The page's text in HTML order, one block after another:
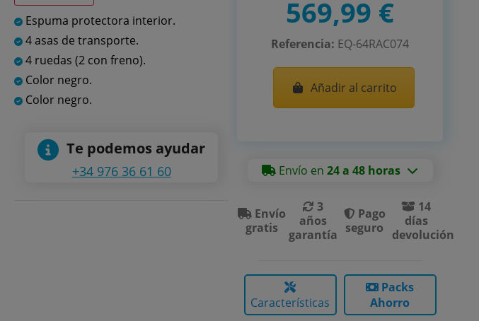
Espuma protectora interior.
4 asas de transporte.
4 ruedas (2 con freno).
Color negro.
Color negro.
Te podemos ayudar
+34 976 36 61 60
569,99 €
Referencia: EQ-64RAC074
Añadir al carrito
Envío en24 a 48 horas
Envío
gratis
3
años
garantía
Pago
seguro
14
días
devolución
Características
Packs
Ahorro